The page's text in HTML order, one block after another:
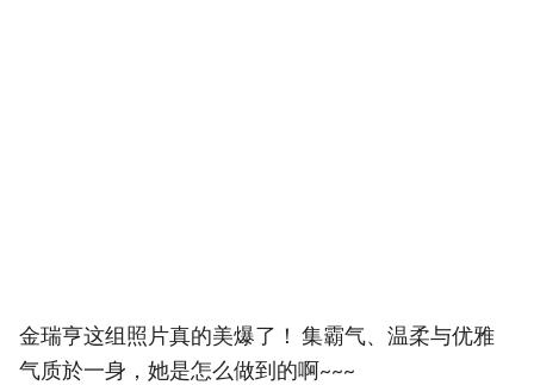
金瑞亨这组照片真的美爆了！ 集霸气、温柔与优雅
气质於一身，她是怎么做到的啊~~~